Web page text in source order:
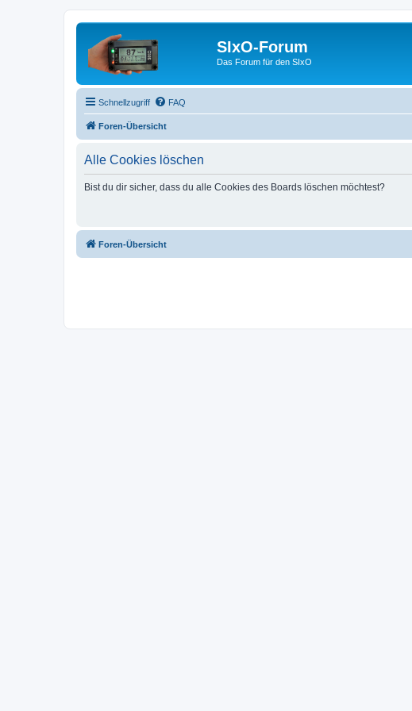
SIxO-Forum
Das Forum für den SIxO
Schnellzugriff FAQ
Foren-Übersicht
Alle Cookies löschen
Bist du dir sicher, dass du alle Cookies des Boards löschen möchtest?
Foren-Übersicht